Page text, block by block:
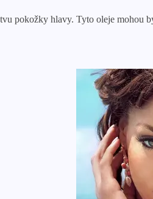
pokožky hlavy. Tyto oleje mohou